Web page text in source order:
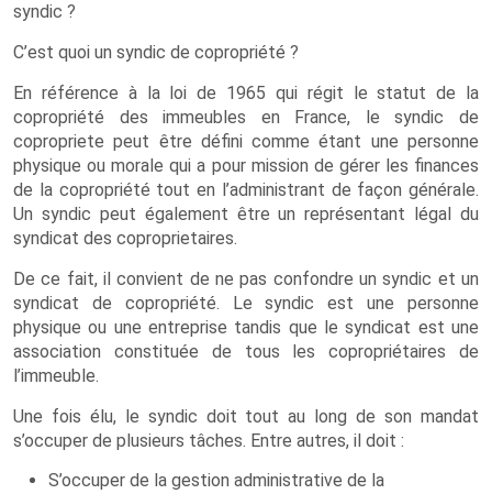
syndic ?
C’est quoi un syndic de copropriété ?
En référence à la loi de 1965 qui régit le statut de la
copropriété des immeubles en France, le syndic de
copropriete peut être défini comme étant une personne
physique ou morale qui a pour mission de gérer les finances
de la copropriété tout en l’administrant de façon générale.
Un syndic peut également être un représentant légal du
syndicat des coproprietaires.
De ce fait, il convient de ne pas confondre un syndic et un
syndicat de copropriété. Le syndic est une personne
physique ou une entreprise tandis que le syndicat est une
association constituée de tous les copropriétaires de
l’immeuble.
Une fois élu, le syndic doit tout au long de son mandat
s’occuper de plusieurs tâches. Entre autres, il doit :
S’occuper de la gestion administrative de la